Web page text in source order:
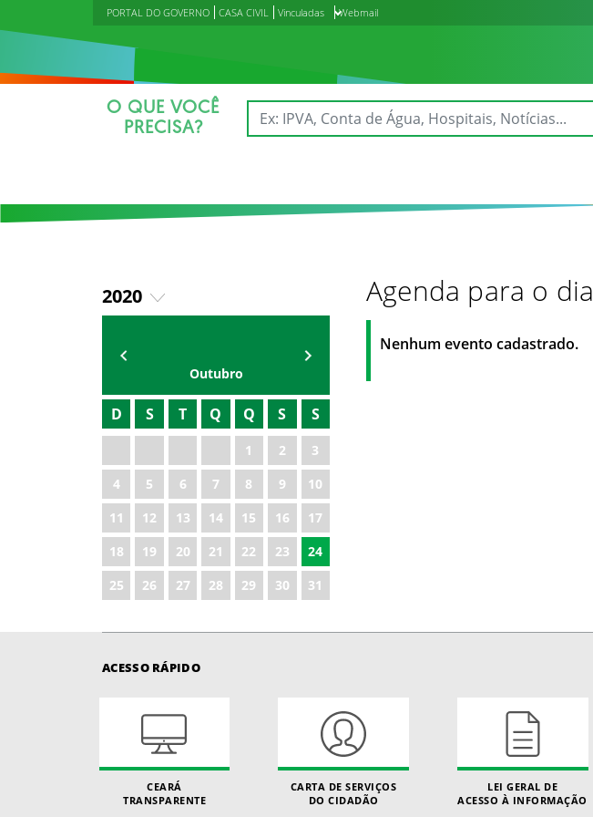
PORTAL DO GOVERNO CASA CIVIL Vinculadas Webmail
O QUE VOCÊ
PRECISA?
2020
2019
2021
2022
2023
2024
2025
2026
Outubro
D S T Q Q S S
1 2
3
4
5 6 7 8 9
10
11
12 13 14 15 16
17
18
19 20 21 22 23
24
25
26 27 28 29 30 31
Agenda para o dia
Nenhum evento cadastrado.
ACESSO RÁPIDO
CEARÁ
TRANSPARENTE
CARTA DE SERVIÇOS
DO CIDADÃO
LEI GERAL DE
ACESSO À INFORMAÇÃO